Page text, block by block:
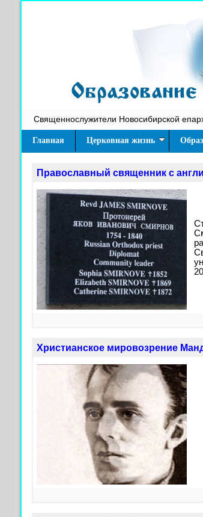
Священнослужители Новосибирской
Главная Церковная жизнь
Православный священник с
Христианское мировозрение